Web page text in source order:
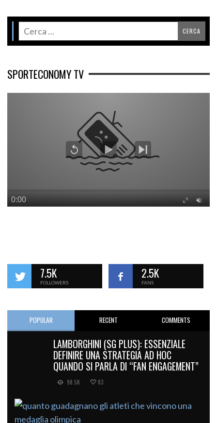
SPORTECONOMY TV
7.5K
FOLLOWERS
2.5K
FANS
POPULAR RECENT COMMENTS
LAMBORGHINI (SG PLUS): ESSENZIALE
DEFINIRE UNA STRATEGIA AD HOC
QUANDO SI PARLA DI “FAN ENGAGEMENT”
98.5K 83